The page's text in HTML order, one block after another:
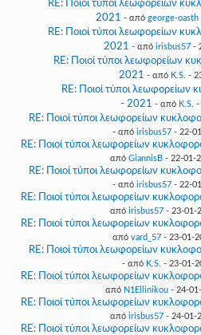
RE: Ποιοί τύποι λεωφορείων
2021 - από george-oasth
RE: Ποιοί τύποι λεωφορείων
2021 - από irisbus57-
RE: Ποιοί τύποι λεωφορείων
2021 - από K.S. -
RE: Ποιοί τύποι
- 2021 - από K.S. -
RE: Ποιοί τύποι λεωφορείων
- από irisbus57- 22-
RE: Ποιοί τύποι λεωφορείων
από GiannisB - 22-01-
RE: Ποιοί τύποι λεωφορείων
- από irisbus57- 22-
RE: Ποιοί τύποι λεωφορείων
από irisbus57- 23-01-
RE: Ποιοί τύποι λεωφορείων
από vard_57- 23-01-
RE: Ποιοί τύποι λεωφορείων
- από K.S. - 23-01-
RE: Ποιοί τύποι λεωφορείων
από N1Ellinikou- 24-01-
RE: Ποιοί τύποι λεωφορείων
από irisbus57- 24-01-
RE: Ποιοί τύποι λεωφορείων